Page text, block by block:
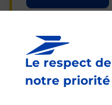
Le respect
notre priorité
Questions
posées